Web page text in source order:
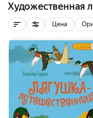
Художественная
Цена